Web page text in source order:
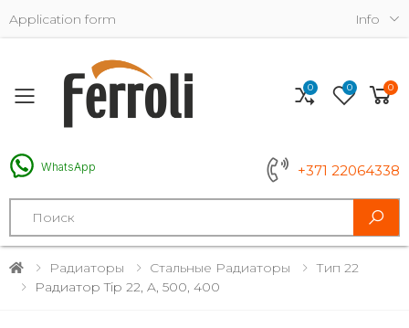
Application form Info
Toggle mobile menu
WhatsApp +371 22064338
Search
0 0 0
Радиаторы Стальные Радиаторы
Тип 22
Радиатор Tip 22, A, 500, 400